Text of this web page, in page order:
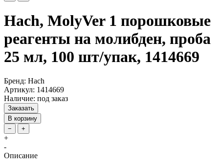
Hach, MolyVer 1 порошковые
реагенты на молибден, проба
25 мл, 100 шт/упак, 1414669
Бренд: Hach
Артикул: 1414669
Наличие: под заказ
Заказать
В корзину
−
+
+
-
Описание